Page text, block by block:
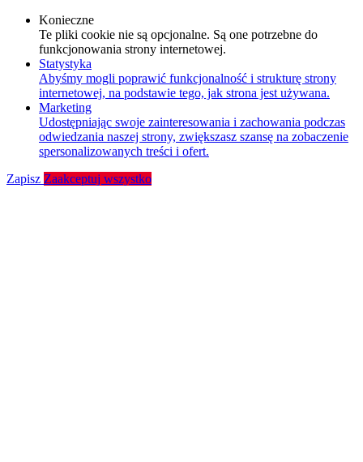
Konieczne
Te pliki cookie nie są opcjonalne. Są one potrzebne do
funkcjonowania strony internetowej.
Statystyka
Abyśmy mogli poprawić funkcjonalność i strukturę strony
internetowej, na podstawie tego, jak strona jest używana.
Marketing
Udostępniając swoje zainteresowania i zachowania podczas
odwiedzania naszej strony, zwiększasz szansę na zobaczenie
spersonalizowanych treści i ofert.
Zapisz Zaakceptuj wszystko